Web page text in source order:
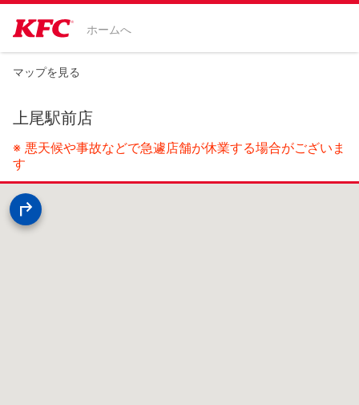
ホームへ
マップを見る
上尾駅前店
※ 悪天候や事故などで急遽店舗が休業する場合がございま
す